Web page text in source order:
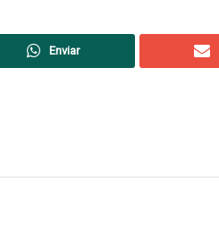
Enviar